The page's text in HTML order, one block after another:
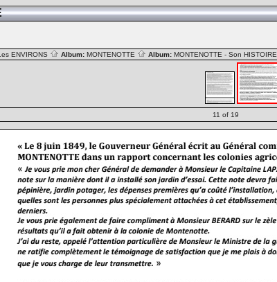
ENVIRONS Album: MONTENOTTE Album: MONTENOTTE - Son HISTOIRE
11 of 19